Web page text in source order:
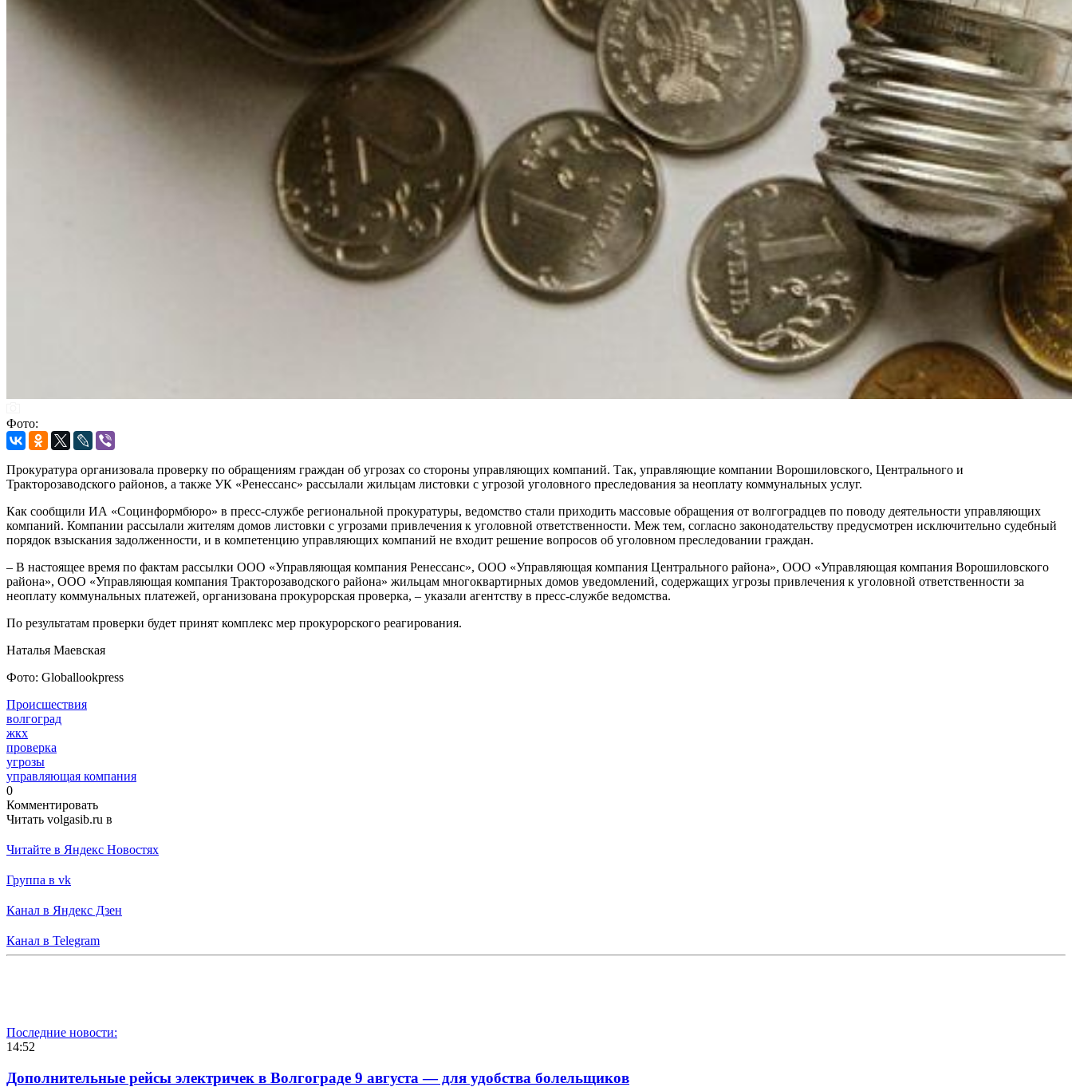
Фото:
Прокуратура организовала проверку по обращениям граждан об угрозах со стороны управляющих компаний. Так, управляющие компании Ворошиловского, Центрального и
Тракторозаводского районов, а также УК «Ренессанс» рассылали жильцам листовки с угрозой уголовного преследования за неоплату коммунальных услуг.
Как сообщили ИА «Социнформбюро» в пресс-службе региональной прокуратуры, ведомство стали приходить массовые обращения от волгоградцев по поводу деятельности управляющих
компаний. Компании рассылали жителям домов листовки с угрозами привлечения к уголовной ответственности. Меж тем, согласно законодательству предусмотрен исключительно судебный
порядок взыскания задолженности, и в компетенцию управляющих компаний не входит решение вопросов об уголовном преследовании граждан.
– В настоящее время по фактам рассылки ООО «Управляющая компания Ренессанс», ООО «Управляющая компания Центрального района», ООО «Управляющая компания Ворошиловского
района», ООО «Управляющая компания Тракторозаводского района» жильцам многоквартирных домов уведомлений, содержащих угрозы привлечения к уголовной ответственности за
неоплату коммунальных платежей, организована прокурорская проверка, – указали агентству в пресс-службе ведомства.
По результатам проверки будет принят комплекс мер прокурорского реагирования.
Наталья Маевская
Фото: Globallookpress
Происшествия
волгоград
жкх
проверка
угрозы
управляющая компания
0
Комментировать
Читать volgasib.ru в
Читайте в Яндекс Новостях
Группа в vk
Канал в Яндекс Дзен
Канал в Telegram
Последние новости:
14:52
Дополнительные рейсы электричек в Волгограде 9 августа — для удобства болельщиков